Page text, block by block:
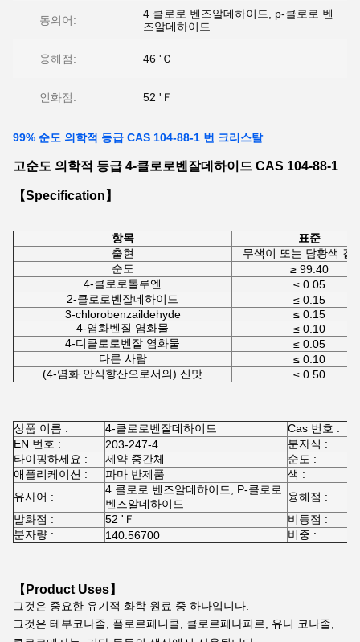
동의어:
4 클로로 벤즈알데하이드, p-클로로 벤
즈알데하이드
융해점: 46 'Ｃ
인화점: 52 'Ｆ
99% 순도 의학적 등급 CAS 104-88-1 번 크리스탈
고순도 의학적 등급 4-클로로벤잘데하이드 CAS 104-88-1
【Specification】
항목
표준
출현
무색이 또는 담황색 결
순도
≥ 99.40
4-클로로톨루엔
≤ 0.05
2-클로로벤잘데하이드
≤ 0.15
3-chlorobenzaildehyde
≤ 0.15
4-염화벤질 염화물
≤ 0.10
4-디클로로벤잘 염화물
≤ 0.05
다른 사람
≤ 0.10
(4-염화 안식향산으로서의) 신맛
≤ 0.50
상품 이름 : 4-클로로벤잘데하이드 Cas 번호 :
EN 번호 :
203-247-4 분자식 :
타이핑하세요 :
제약 중간체 순도 :
애플리케이션 :
파마 반제품 색 :
유사어 :
4 클로로 벤즈알데하이드, P-클로로
벤즈알데하이드
융해점 :
발화점 :
52 'Ｆ 비등점 :
분자량 :
140.56700 비중 :
【Product Uses】
그것은 중요한 유기적 화학 원료 중 하나입니다.
그것은 테부코나졸, 플로르페니콜, 클로르페나피르, 유니 코나졸,